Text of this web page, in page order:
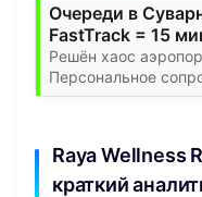
Очереди в
FastTrack = 15
Решён хаос
Персональное
Raya Wellness
краткий